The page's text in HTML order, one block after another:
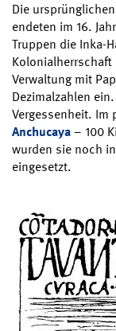
Die
endeten im 16.
Truppen die Inka-
Kolonialherrschaft
Verwaltung mit
Dezimalzahlen
Vergessenheit. Im
Anchucaya– 100
wurden sie noch
eingesetzt.